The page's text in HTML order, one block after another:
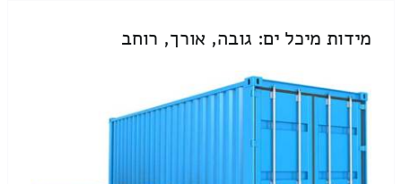
מידות מיכל ים: גובה, אורך, רוחב